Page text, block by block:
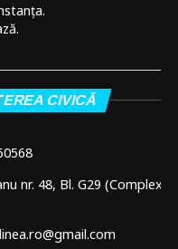
CIVICĂ
nr. 48, Bl. G29 (Complex